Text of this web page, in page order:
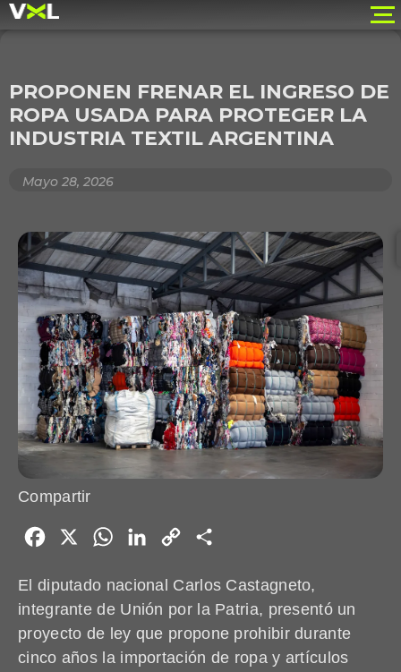
PROPONEN FRENAR EL INGRESO DE
ROPA USADA PARA PROTEGER LA
INDUSTRIA TEXTIL ARGENTINA
Mayo 28, 2026
Compartir
Facebook WhatsAppLinkedIn
Copy
El diputado nacional Carlos Castagneto,
integrante de Unión por la Patria, presentó un
proyecto de ley que propone prohibir durante
cinco años la importación de ropa y artículos